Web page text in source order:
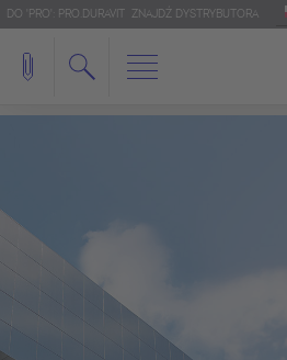
DO 'PRO': PRO.DURAVIT ZNAJDŹ DYSTRYBUTORA